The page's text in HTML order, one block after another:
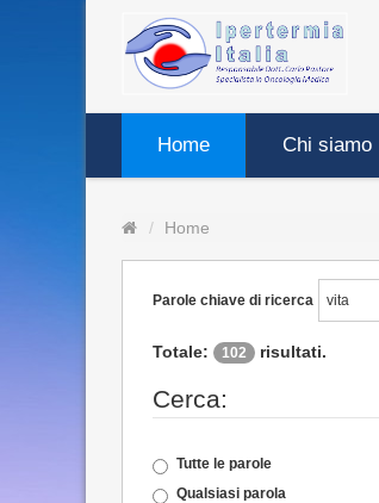
Home Chi siamo
Home
Parole chiave di ricerca
Totale: 102 risultati.
Cerca:
Tutte le parole
Qualsiasi parola